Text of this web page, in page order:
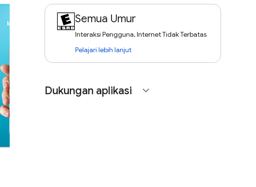
Semua Umur
Interaksi Pengguna, Internet Tidak Terbatas
Pelajari lebih lanjut
Dukungan aplikasi expand_more